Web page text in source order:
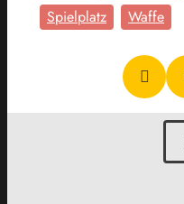
Spielplatz
Waffe